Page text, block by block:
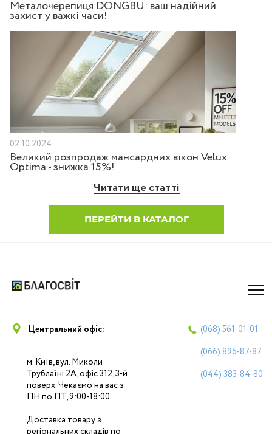
Металочерепиця DONGBU: ваш надійний
захист у важкі часи!
02.10.2024
Великий розпродаж мансардних вікон Velux
Optima - знижка 15%!
Читати ще статті
ПЕРЕЙТИ В КАТАЛОГ
Центральний офіс:
м. Київ, вул. Миколи
Трублаїні 2А, офіс 312, 3-й
поверх. Чекаємо на вас з
ПН по ПТ, 9:00-18:00.
Доставка товару з
регіональних складів по
(068) 561-01-01
(066) 896-87-87
(044) 383-84-80